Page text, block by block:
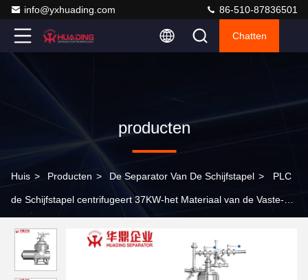
info@yxhuading.com 86-510-87836501
Chatten
producten
Huis > Producten > De Separator Van De Schijfstapel > PLC
de Schijfstapel centrifugeert 37KW-het Materiaal van de Vaste-